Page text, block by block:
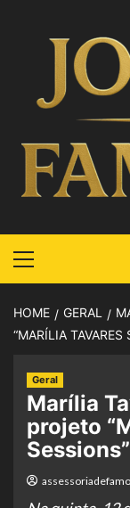
HOME GERAL
“MARÍLIA TAVARES
Geral
Marília
projeto
Sessions”